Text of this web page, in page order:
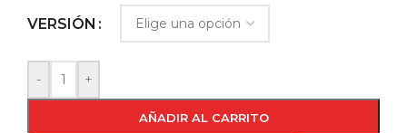
VERSIÓN
- +
AÑADIR AL CARRITO